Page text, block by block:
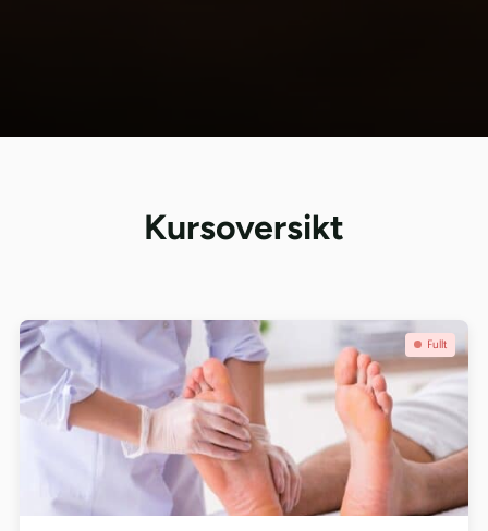
Kursoversikt
Se kurs: Autorisert Fotterapeut- deltidstudie samlingsbasert
Fullt